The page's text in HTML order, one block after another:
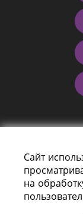
Пр-т
Сайт
на